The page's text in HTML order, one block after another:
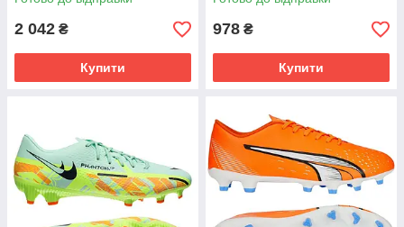
2 042 ₴
Купити
978 ₴
Купити